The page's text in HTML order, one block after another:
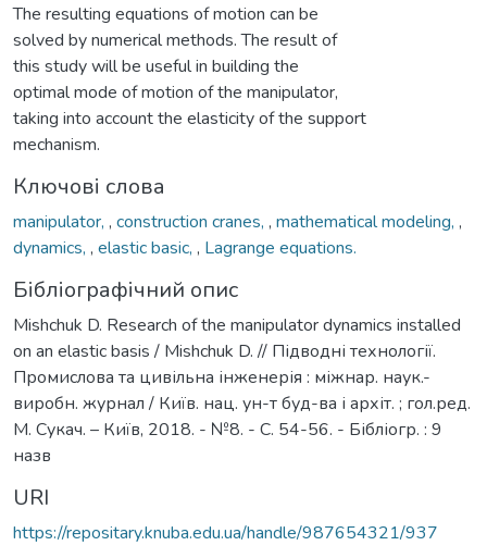
The resulting equations of motion can be
solved by numerical methods. The result of
this study will be useful in building the
optimal mode of motion of the manipulator,
taking into account the elasticity of the support
mechanism.
Ключові слова
manipulator, , construction cranes, , mathematical modeling, ,
dynamics, , elastic basic, , Lagrange equations.
Бібліографічний опис
Mishchuk D. Research of the manipulator dynamics installed
on an elastic basis / Mishchuk D. // Підводні технології.
Промислова та цивільна інженерія : міжнар. наук.-
виробн. журнал / Київ. нац. ун-т буд-ва і архіт. ; гол.ред.
М. Сукач. – Київ, 2018. - №8. - С. 54-56. - Бібліогр. : 9
назв
URI
https://repositary.knuba.edu.ua/handle/987654321/937